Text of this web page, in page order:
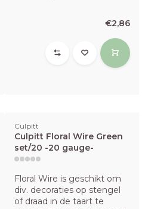
€2,86
Culpitt
Culpitt Floral Wire Green
set/20 -20 gauge-
Floral Wire is geschikt om
div. decoraties op stengel
of draad in de taart te